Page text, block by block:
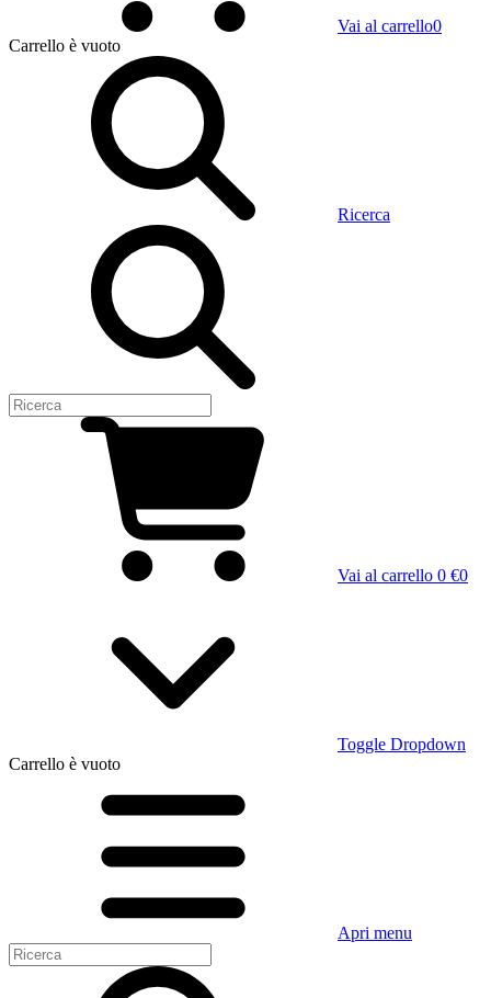
Vai al carrello0
Carrello è vuoto
Ricerca
Vai al carrello 0 €0
Toggle Dropdown
Carrello è vuoto
Apri menu